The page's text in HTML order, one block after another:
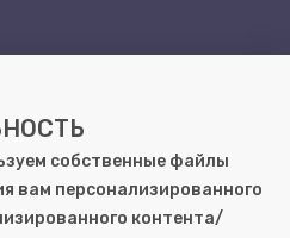
собственные файлы
вам персонализированного
контента/